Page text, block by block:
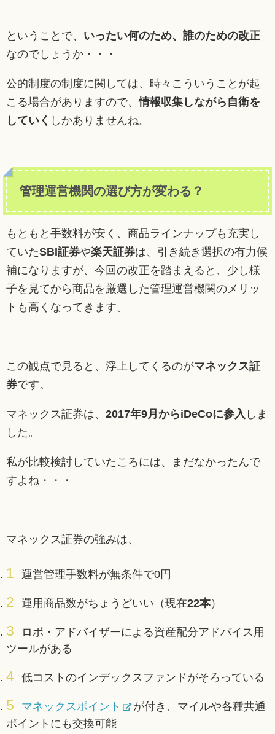
ということで、 いったい何のため、誰のための改正
なのでしょうか・・・
公的制度の制度に関しては、時々こういうことが起
こる場合がありますので、情報収集しながら自衛を
していく しかありませんね。
管理運営機関の選び方が変わる？
もともと手数料が安く、商品ラインナップも充実し
ていたSBI証券や楽天証券は、引き続き選択の有力候
補になりますが、今回の改正を踏まえると、少し様
子を見てから商品を厳選した管理運営機関のメリッ
トも高くなってきます。
この観点で見ると、浮上してくるのがマネックス証
券です。
マネックス証券は、 2017年9月からiDeCoに参入 しま
した。
私が比較検討していたころには、まだなかったんで
すよね・・・
マネックス証券の強みは、
運営管理手数料が無条件で0円
運用商品数がちょうどいい（現在22本）
ロボ・アドバイザーによる資産配分アドバイス用
ツールがある
低コストのインデックスファンドがそろっている
マネックスポイント
が付き、マイルや各種共通
ポイントにも交換可能